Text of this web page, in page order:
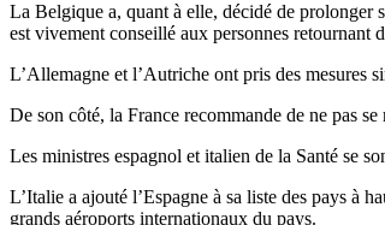
La Belgique a, quant à elle, décidé de prolonger
est vivement conseillé aux personnes retournant
L’Allemagne et l’Autriche ont pris des mesures
De son côté, la France recommande de ne pas
Les ministres espagnol et italien de la Santé se
L’Italie a ajouté l’Espagne à sa liste des pays à
grands aéroports internationaux du pays.